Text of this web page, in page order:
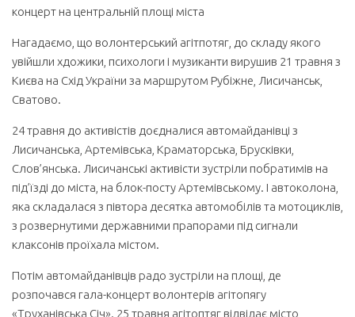
концерт на центральній площі міста
Нагадаємо, що волонтерський агітпотяг, до складу якого
увійшли хдожики, психологи і музиканти вирушив 21 травня з
Києва на Схід України за маршрутом Рубіжне, Лисичанськ,
Сватово.
24 травня до активістів доєдналися автомайданівці з
Лисичанська, Артемівська, Краматорська, Брусківки,
Слов’янська. Лисичанські активісти зустріли побратимів на
під’їзді до міста, на блок-посту Артемівському. І автоколона,
яка складалася з півтора десятка автомобілів та мотоциклів,
з розвернутими державними прапорами під сигнали
клаксонів проїхала містом.
Потім автомайданівців радо зустріли на площі, де
розпочався гала-концерт волонтерів агітопягу
«Труханівська Січ». 25 травня агітоптяг відвідає місто